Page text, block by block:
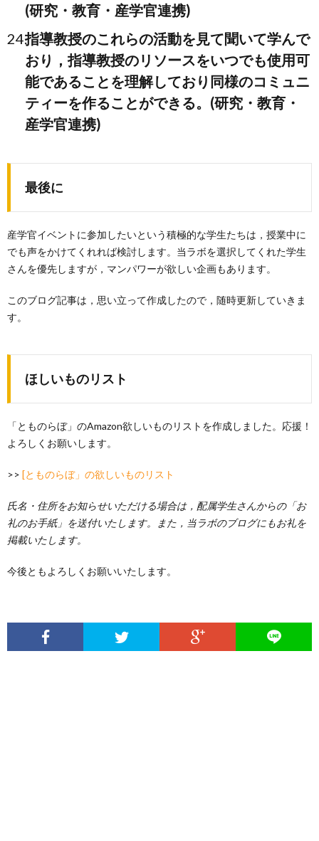
(研究・教育・産学官連携)
指導教授のこれらの活動を見て聞いて学んで
おり，指導教授のリソースをいつでも使用可
能であることを理解しており同様のコミュニ
ティーを作ることができる。(研究・教育・
産学官連携)
最後に
産学官イベントに参加したいという積極的な学生たちは，授業中に
でも声をかけてくれれば検討します。当ラボを選択してくれた学生
さんを優先しますが，マンパワーが欲しい企画もあります。
このブログ記事は，思い立って作成したので，随時更新していきま
す。
ほしいものリスト
「とものらぼ」のAmazon欲しいものリストを作成しました。応援！
よろしくお願いします。
>> [とものらぼ」の欲しいものリスト
氏名・住所をお知らせいただける場合は，配属学生さんからの「お
礼のお手紙」を送付いたします。また，当ラボのブログにもお礼を
掲載いたします。
今後ともよろしくお願いいたします。